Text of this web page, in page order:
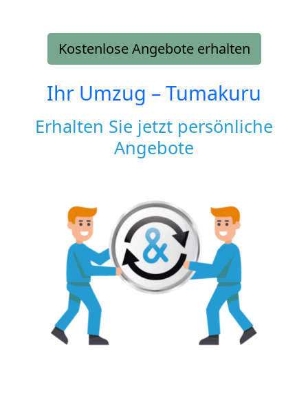
Kostenlose Angebote erhalten
Ihr Umzug –Tumakuru
Erhalten Sie jetzt persönliche
Angebote